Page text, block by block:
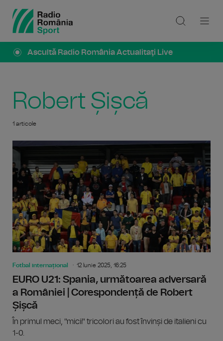
Ascultă Radio România Actualitaţi Live
Robert Șișcă
1 articole
Fotbal internațional 12 Iunie 2025, 16:25
EURO U21: Spania, următoarea adversară
a României | Corespondență de Robert
Șișcă
În primul meci, "micii" tricolori au fost învinși de italieni cu
1-0.